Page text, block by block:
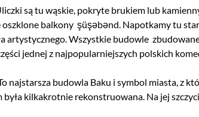
kontynenty
są tu wąskie, pokryte brukiem lub
balkony şüşəbənd. Napotkamy tu
artystycznego. Wszystkie budowle
jednej z najpopularniejszych polskich
najstarsza budowla Baku i symbol miasta, z
kilkakrotnie rekonstruowana. Na jej